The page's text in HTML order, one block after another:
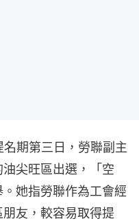
期第三日，勞聯副主
尖旺區出選，「空
她指勞聯作為工會經
友，較容易取得提